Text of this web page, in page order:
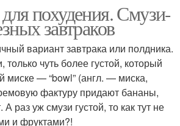
похудения. Смузи-
завтраков
вариант завтрака или полдника.
чуть более густой, который
миске — “bowl” (англ. — миска,
фактуру придают бананы,
раз уж смузи густой, то как тут не
и фруктами?!